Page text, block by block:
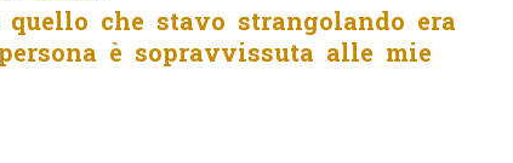
quello che stavo strangolando era
è sopravvissuta alle mie